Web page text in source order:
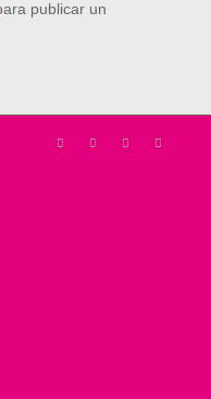
publicar un